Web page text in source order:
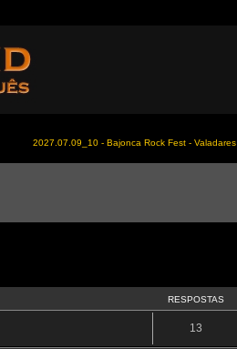
2027.07.09_10 - Bajonca Rock Fest -
RESPOSTAS
13